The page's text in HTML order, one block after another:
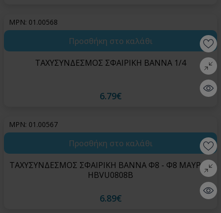
MPN: 01.00568
Quick
Προσθήκη στο καλάθι
ΤΑΧΥΣΥΝΔΕΣΜΟΣ ΣΦΑΙΡΙΚΗ ΒΑΝΝΑ 1/4
6.79€
MPN: 01.00567
Quick
Προσθήκη στο καλάθι
ΤΑΧΥΣΥΝΔΕΣΜΟΣ ΣΦΑΙΡΙΚΗ ΒΑΝΝΑ Φ8 - Φ8 ΜΑΥΡΟ -
HBVU0808B
6.89€